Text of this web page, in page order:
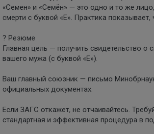
«Семен» и «Семён» — это одно и то же
смерти с буквой «Е». Практика
? Резюме
Главная цель — получить свидетельство
вашего мужа (с буквой «Е»).
Ваш главный союзник — письмо
официальных документах.
Если ЗАГС откажет, не отчаивайтесь.
стандартная и эффективная процедура в